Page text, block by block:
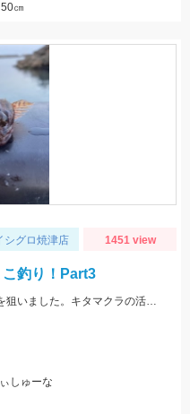
㎝
シグロ焼津店 1451 view
こ釣り！Part3
スタッフ松山釣行。岸壁のワカメの隙間を狙いました。キタマクラの活性が高いです。エサはオキアミL。
しゅーな